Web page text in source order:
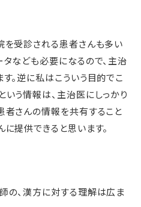
を受診される患者さんも多い
タなども必要になるので、主治
。逆に私はこういう目的でこ
いう情報は、主治医にしっかり
者さんの情報を共有すること
提供できると思います。
の、漢方に対する理解は広ま